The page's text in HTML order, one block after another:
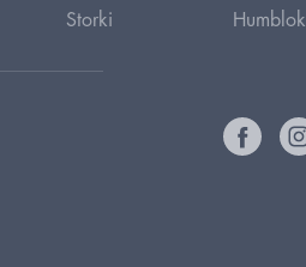
Storki Humblok